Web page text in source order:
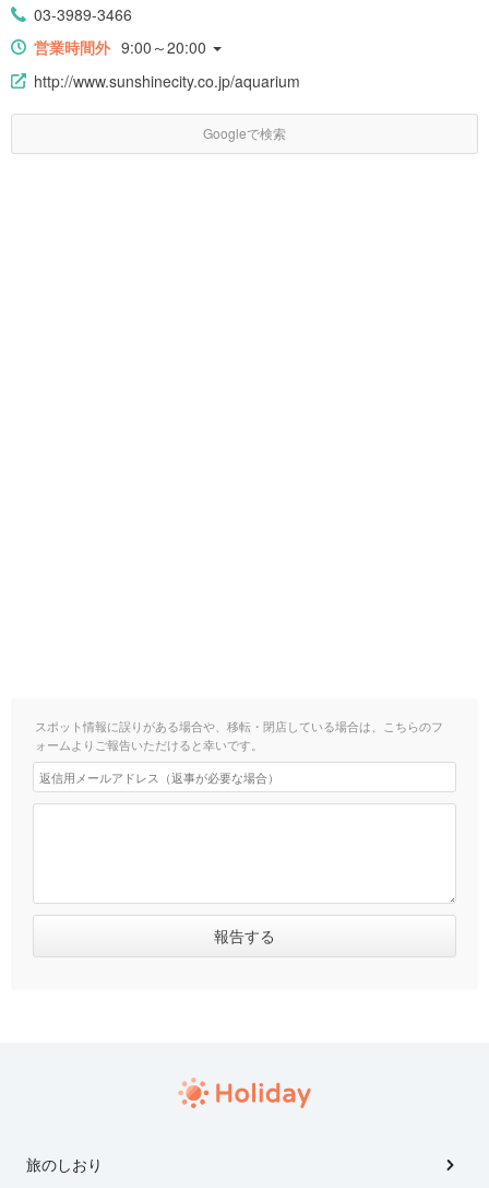
03-3989-3466
営業時間外 9:00～20:00
http://www.sunshinecity.co.jp/aquarium
Googleで検索
スポット情報に誤りがある場合や、移転・閉店している場合は、こちらのフ
ォームよりご報告いただけると幸いです。
旅のしおり